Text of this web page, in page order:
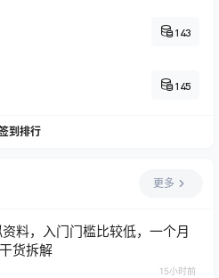
143
145
到排行
更多
料，入门门槛比较低，一个月
货拆解
15小时前